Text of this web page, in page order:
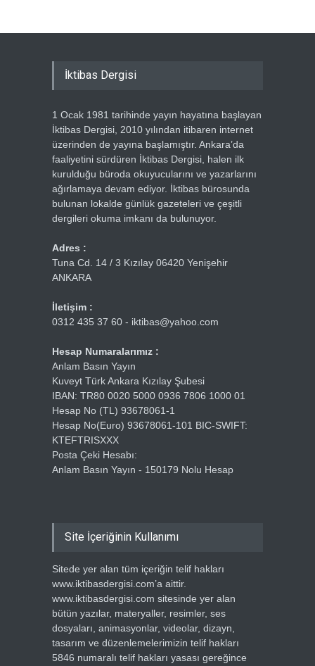
İktibas Dergisi
1 Ocak 1981 tarihinde yayın hayatına başlayan
İktibas Dergisi, 2010 yılından itibaren internet
üzerinden de yayına başlamıştır. Ankara’da
faaliyetini sürdüren İktibas Dergisi, halen ilk
kurulduğu büroda okuyucularını ve yazarlarını
ağırlamaya devam ediyor. İktibas bürosunda
bulunan lokalde günlük gazeteleri ve çeşitli
dergileri okuma imkanı da bulunuyor.
Adres :
Tuna Cd. 14 / 3 Kızılay 06420 Yenişehir
ANKARA
İletişim :
0312 435 37 60 - iktibas@yahoo.com
Hesap Numaralarımız :
Anlam Basın Yayın
Kuveyt Türk Ankara Kızılay Şubesi
IBAN: TR80 0020 5000 0936 7806 1000 01
Hesap No (TL) 93678061-1
Hesap No(Euro) 93678061-101 BIC-SWIFT:
KTEFTRISXXX
Posta Çeki Hesabı:
Anlam Basın Yayın - 150179 Nolu Hesap
Site İçeriğinin Kullanımı
Sitede yer alan tüm içeriğin telif hakları
www.iktibasdergisi.com’a aittir.
www.iktibasdergisi.com sitesinde yer alan
bütün yazılar, materyaller, resimler, ses
dosyaları, animasyonlar, videolar, dizayn,
tasarım ve düzenlemelerimizin telif hakları
5846 numaralı telif hakları yasası gereğince